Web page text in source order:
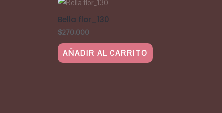
Bella flor_130
$270,000
AÑADIR AL CARRITO